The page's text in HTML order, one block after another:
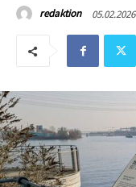
redaktion 05.02.2026